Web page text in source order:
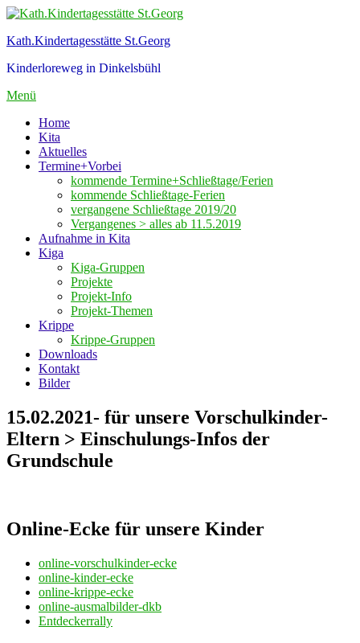
Zum
springen
Kath.Kindertagesstätte St.Georg
Kinderloreweg in Dinkelsbühl
Menü
Home
Kita
Aktuelles
Termine+Vorbei
kommende Termine+Schließtage/Ferien
kommende Schließtage-Ferien
vergangene Schließtage 2019/20
Vergangenes > alles ab 11.5.2019
Aufnahme in Kita
Kiga
Kiga-Gruppen
Projekte
Projekt-Info
Projekt-Themen
Krippe
Krippe-Gruppen
Downloads
Kontakt
Bilder
15.02.2021- für unsere Vorschulkinder-
Eltern > Einschulungs-Infos der
Grundschule
Online-Ecke für unsere Kinder
online-vorschulkinder-ecke
online-kinder-ecke
online-krippe-ecke
online-ausmalbilder-dkb
Entdeckerrally